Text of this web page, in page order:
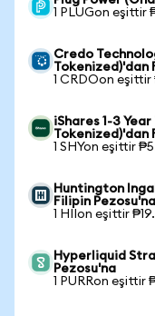
1 PLUGon eşittir
Credo
Tokenized)'dan
1 CRDOon
iShares 1-3
Tokenized)'dan
1 SHYon eşittir
Huntington
Filipin Pezosu'na
1 HIIon eşittir
Hyperliquid
Pezosu'na
1 PURRon eşittir